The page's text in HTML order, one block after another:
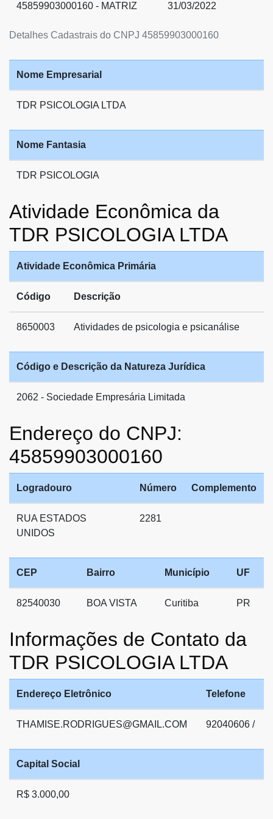
Detalhes Cadastrais do CNPJ 45859903000160
45859903000160 - MATRIZ 31/03/2022
Nome Empresarial
TDR PSICOLOGIA LTDA
Nome Fantasia
TDR PSICOLOGIA
Atividade Econômica da
TDR PSICOLOGIA LTDA
Atividade Econômica Primária
Código Descrição
8650003 Atividades de psicologia e psicanálise
Código e Descrição da Natureza Jurídica
2062 - Sociedade Empresária Limitada
Endereço do CNPJ:
45859903000160
Logradouro Número Complemento
RUA ESTADOS
UNIDOS
2281
CEP Bairro Município UF
82540030 BOA VISTA Curitiba PR
Informações de Contato da
TDR PSICOLOGIA LTDA
Endereço Eletrônico Telefone
THAMISE.RODRIGUES@GMAIL.COM 92040606 /
Capital Social
R$ 3.000,00